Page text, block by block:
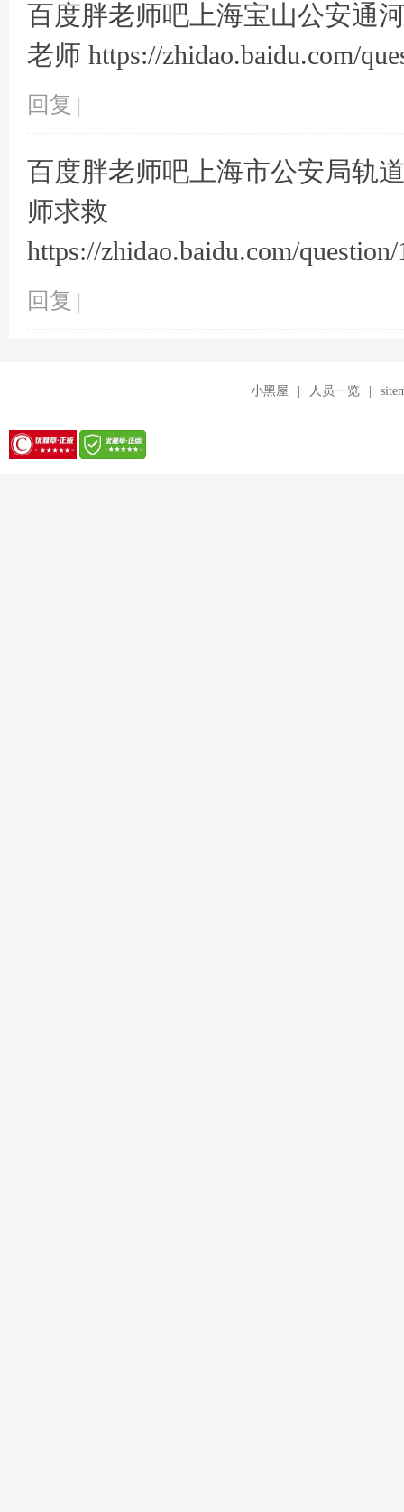
百度胖老师吧上海宝山公安通
老师 https://zhidao.baidu.com/
回复 |
百度胖老师吧上海市公安局轨
师求救
https://zhidao.baidu.com/
回复 |
小黑屋 人员一览